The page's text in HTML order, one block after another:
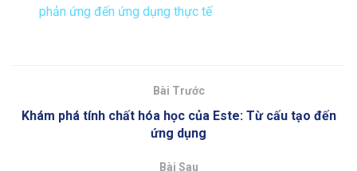
phản ứng đến ứng dụng thực tế
Bài Trước
Khám phá tính chất hóa học của Este: Từ cấu tạo đến
ứng dụng
Bài Sau